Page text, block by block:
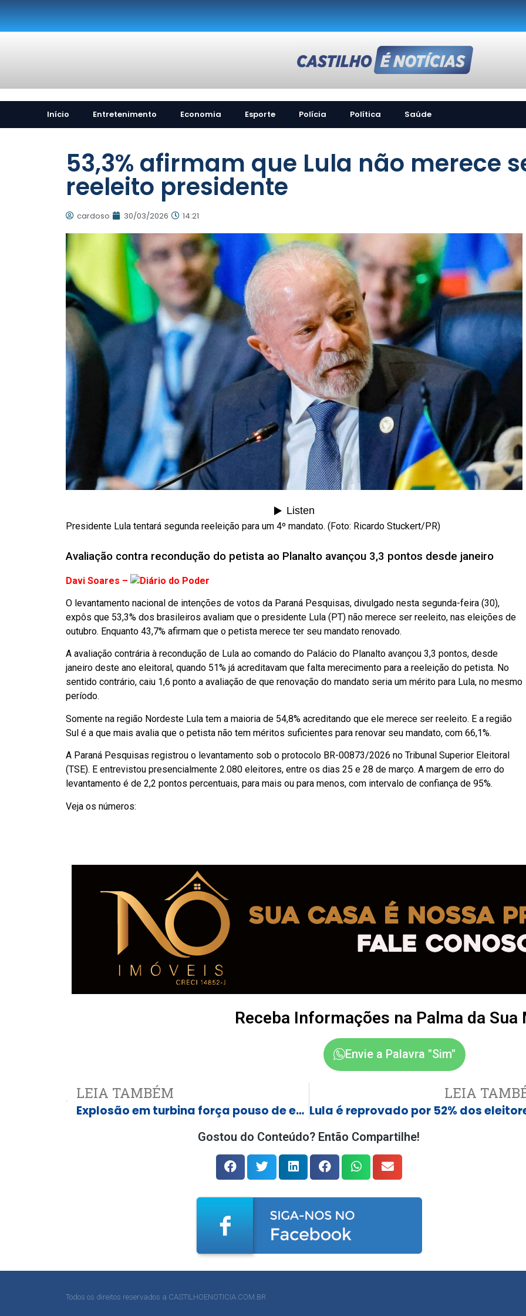
Início Entretenimento Economia Esporte Polícia Política Saúde
53,3% afirmam que Lula não merece
reeleito presidente
cardoso 30/03/2026 14:21
Presidente Lula tentará segunda reeleição para um 4º mandato. (Foto: Ricardo Stuckert/PR)
Avaliação contra recondução do petista ao Planalto avançou 3,3 pontos desde janeiro
Davi Soares –
O levantamento nacional de intenções de votos da Paraná Pesquisas, divulgado nesta segunda-feira (30),
expôs que 53,3% dos brasileiros avaliam que o presidente Lula (PT) não merece ser reeleito, nas eleições de
outubro. Enquanto 43,7% afirmam que o petista merece ter seu mandato renovado.
A avaliação contrária à recondução de Lula ao comando do Palácio do Planalto avançou 3,3 pontos, desde
janeiro deste ano eleitoral, quando 51% já acreditavam que falta merecimento para a reeleição do petista. No
sentido contrário, caiu 1,6 ponto a avaliação de que renovação do mandato seria um mérito para Lula, no mesmo
período.
Somente na região Nordeste Lula tem a maioria de 54,8% acreditando que ele merece ser reeleito. E a região
Sul é a que mais avalia que o petista não tem méritos suficientes para renovar seu mandato, com 66,1%.
A Paraná Pesquisas registrou o levantamento sob o protocolo BR-00873/2026 no Tribunal Superior Eleitoral
(TSE). E entrevistou presencialmente 2.080 eleitores, entre os dias 25 e 28 de março. A margem de erro do
levantamento é de 2,2 pontos percentuais, para mais ou para menos, com intervalo de confiança de 95%.
Veja os números:
Receba Informações na Palma da Sua
Envie a Palavra "Sim"
LEIA TAMBÉM
Explosão em turbina força pouso de emergência após decolagem em Guarulhos; assista
LEIA
Gostou do Conteúdo? Então Compartilhe!
Todos os direitos reservados a CASTILHOENOTICIA.COM.BR